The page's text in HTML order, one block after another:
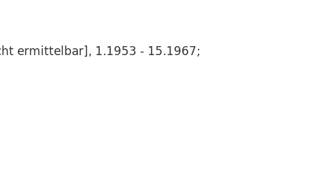
ermittelbar], 1.1953 - 15.1967;